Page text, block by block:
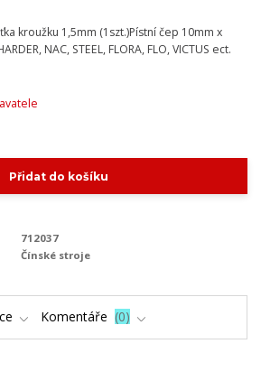
kroužku 1,5mm (1szt.)Pístní čep 10mm x
NAC, STEEL, FLORA, FLO, VICTUS ect.
Přidat do košíku
712037
Čínské stroje
Komentáře 0